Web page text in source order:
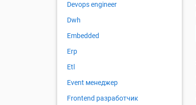
Devops engineer
Dwh
Embedded
Erp
Etl
Event менеджер
Frontend разработчик